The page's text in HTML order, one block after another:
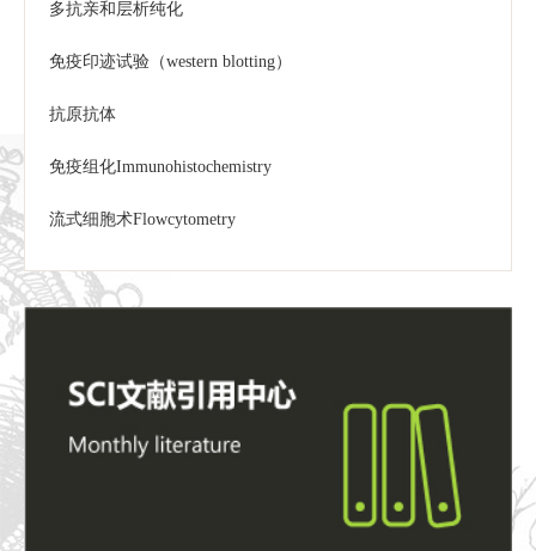
多抗亲和层析纯化
免疫印迹试验（western blotting）
抗原抗体
免疫组化Immunohistochemistry
流式细胞术Flowcytometry